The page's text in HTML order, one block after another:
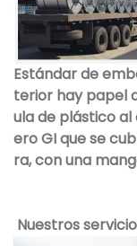
Estándar de
terior hay papel
ula de plástico al
ero GI que se
ra, con una
Nuestros